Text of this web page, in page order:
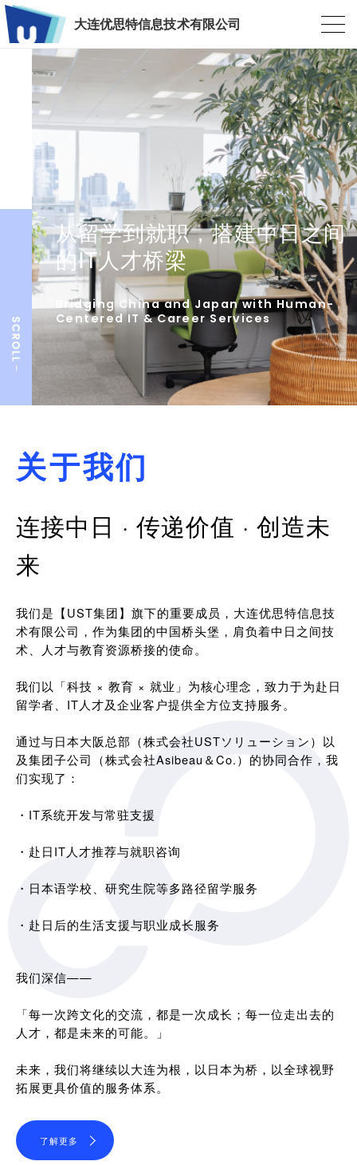
大连优思特信息技术有限公司
从留学到就职，搭建中日之间
的IT人才桥梁
Bridging China and Japan with Human-
Centered IT & Career Services
关于我们
连接中日 · 传递价值 · 创造未
来
我们是【UST集团】旗下的重要成员，大连优思特信息技
术有限公司，作为集团的中国桥头堡，肩负着中日之间技
术、人才与教育资源桥接的使命。
我们以「科技 × 教育 × 就业」为核心理念，致力于为赴日
留学者、IT人才及企业客户提供全方位支持服务。
通过与日本大阪总部（株式会社USTソリューション）以
及集团子公司（株式会社Asibeau＆Co.）的协同合作，我
们实现了：
・IT系统开发与常驻支援
・赴日IT人才推荐与就职咨询
・日本语学校、研究生院等多路径留学服务
・赴日后的生活支援与职业成长服务
我们深信——
「每一次跨文化的交流，都是一次成长；每一位走出去的
人才，都是未来的可能。」
未来，我们将继续以大连为根，以日本为桥，以全球视野
拓展更具价值的服务体系。
了解更多